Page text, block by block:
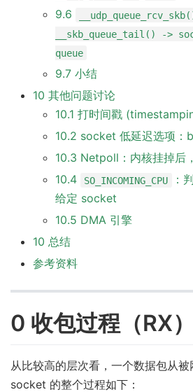
9.6
__skb_queue_tail() ->
queue
9.7 小结
10 其他问题讨论
10.1 打时间戳
10.2 socket 低延迟选项：
10.3 Netpoll：内核挂掉后
10.4
SO_INCOMING_CPU
：
给定 socket
10.5 DMA 引擎
10 总结
参考资料
0 收包过程（RX
从比较高的层次看，一个数据包从被
socket 的整个过程如下：